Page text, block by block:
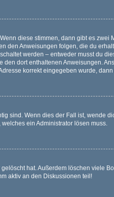
diese stimmen, dann gibt es zwei
Anweisungen folgen, die du
werden – entweder musst du
dort enthaltenen Anweisungen.
korrekt eingegeben wurde,
sind. Wenn dies der Fall ist, wende
ein Administrator lösen muss.
hat. Außerdem löschen viele
aktiv an den Diskussionen teil!